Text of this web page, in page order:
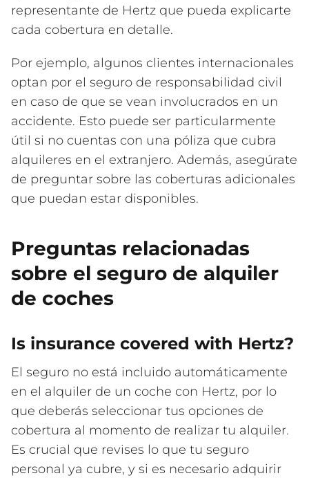
representante de Hertz que pueda explicarte
cada cobertura en detalle.
Por ejemplo, algunos clientes internacionales
optan por el seguro de responsabilidad civil
en caso de que se vean involucrados en un
accidente. Esto puede ser particularmente
útil si no cuentas con una póliza que cubra
alquileres en el extranjero. Además, asegúrate
de preguntar sobre las coberturas adicionales
que puedan estar disponibles.
Preguntas relacionadas
sobre el seguro de alquiler
de coches
Is insurance covered with Hertz?
El seguro no está incluido automáticamente
en el alquiler de un coche con Hertz, por lo
que deberás seleccionar tus opciones de
cobertura al momento de realizar tu alquiler.
Es crucial que revises lo que tu seguro
personal ya cubre, y si es necesario adquirir